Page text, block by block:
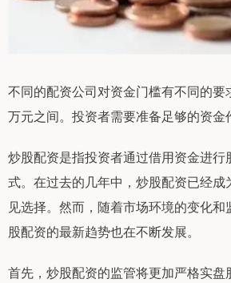
不同的配资公司对资金门槛有不同的要
万元之间。投资者需要准备足够的资金
炒股配资是指投资者通过借用资金进行
式。在过去的几年中，炒股配资已经成
见选择。然而，随着市场环境的变化
股配资的最新趋势也在不断发展。
首先，炒股配资的监管将更加严格实盘